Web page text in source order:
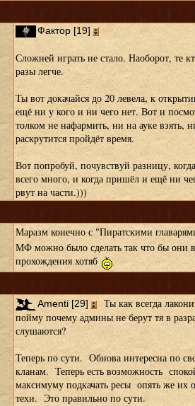
Фактор [19]
Сложней играть не стало. Наоборот, те
разы легче.
Ты вот докачайся до 20 левела, к
ещё ни у кого и ни чего нет. Вот и
толком не нафармить, ни на ауке взять,
раскрутится пройдёт время.
Вот попробуй, почувствуй разницу,
всего много, и когда пришёл и ещё ни
рвут на части.)))
Маразм конечно с "Пиратскими
МФ можно было сделать так что бы они
прохождения хотяб
Amenti [29]
Ты как всегда
пойму почему админы не берут тя в
слушаются?
Теперь по сути. Обнова интересна по
кланам. Теперь есть возможность
максимуму подкачать ресы опять же их
техи. Это правильно по сути.